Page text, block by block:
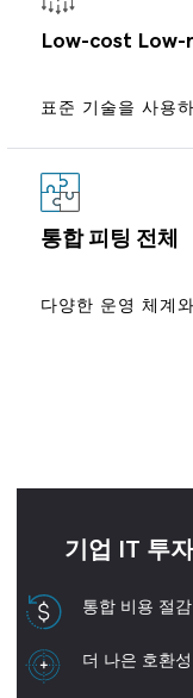
Low-cost Low-
표준 기술을 사용
통합 피팅 전체
다양한 운영 체계
기업 IT 투
통합 비용 절감
더 나은 호환